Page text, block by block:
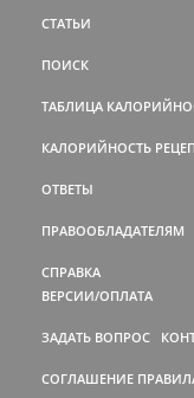
СТАТЬИ
ПОИСК
ТАБЛИЦА
КАЛОРИЙНОСТЬ
ОТВЕТЫ
ПРАВООБЛАДАТЕЛЯМ
СПРАВКА
ВЕРСИИ/ОПЛАТА
ЗАДАТЬ ВОПРОС
СОГЛАШЕНИЕ